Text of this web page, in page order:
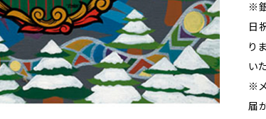
※
日
り
い
※
届